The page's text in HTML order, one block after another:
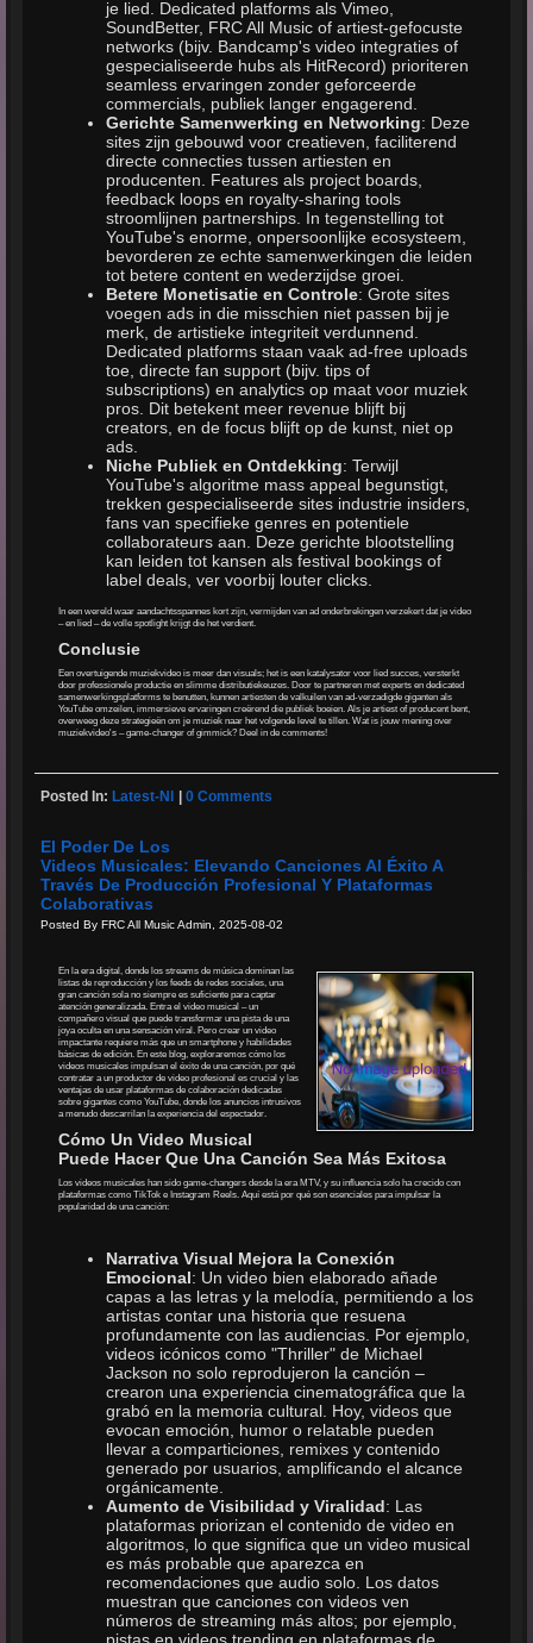
je lied. Dedicated platforms als Vimeo,
SoundBetter, FRC All Music of artiest-gefocuste
networks (bijv. Bandcamp's video integraties of
gespecialiseerde hubs als HitRecord) prioriteren
seamless ervaringen zonder geforceerde
commercials, publiek langer engagerend.
Gerichte Samenwerking en Networking: Deze
sites zijn gebouwd voor creatieven, faciliterend
directe connecties tussen artiesten en
producenten. Features als project boards,
feedback loops en royalty-sharing tools
stroomlijnen partnerships. In tegenstelling tot
YouTube's enorme, onpersoonlijke ecosysteem,
bevorderen ze echte samenwerkingen die leiden
tot betere content en wederzijdse groei.
Betere Monetisatie en Controle: Grote sites
voegen ads in die misschien niet passen bij je
merk, de artistieke integriteit verdunnend.
Dedicated platforms staan vaak ad-free uploads
toe, directe fan support (bijv. tips of
subscriptions) en analytics op maat voor muziek
pros. Dit betekent meer revenue blijft bij
creators, en de focus blijft op de kunst, niet op
ads.
Niche Publiek en Ontdekking: Terwijl
YouTube's algoritme mass appeal begunstigt,
trekken gespecialiseerde sites industrie insiders,
fans van specifieke genres en potentiele
collaborateurs aan. Deze gerichte blootstelling
kan leiden tot kansen als festival bookings of
label deals, ver voorbij louter clicks.
In een wereld waar aandachtsspannes kort zijn, vermijden van ad onderbrekingen verzekert dat je video
– en lied – de volle spotlight krijgt die het verdient.
Conclusie
Een overtuigende muziekvideo is meer dan visuals; het is een katalysator voor lied succes, versterkt
door professionele productie en slimme distributiekeuzes. Door te partneren met experts en dedicated
samenwerkingsplatforms te benutten, kunnen artiesten de valkuilen van ad-verzadigde giganten als
YouTube omzeilen, immersieve ervaringen creërend die publiek boeien. Als je artiest of producent bent,
overweeg deze strategieën om je muziek naar het volgende level te tillen. Wat is jouw mening over
muziekvideo's – game-changer of gimmick? Deel in de comments!
Posted In: Latest-Nl |0 Comments
El Poder De Los
Videos Musicales: Elevando Canciones Al Éxito A
Través De Producción Profesional Y Plataformas
Colaborativas
Posted By FRC All Music Admin, 2025-08-02
En la era digital, donde los streams de música dominan las
listas de reproducción y los feeds de redes sociales, una
gran canción sola no siempre es suficiente para captar
atención generalizada. Entra el video musical – un
compañero visual que puede transformar una pista de una
joya oculta en una sensación viral. Pero crear un video
impactante requiere más que un smartphone y habilidades
básicas de edición. En este blog, exploraremos cómo los
videos musicales impulsan el éxito de una canción, por qué
contratar a un productor de video profesional es crucial y las
ventajas de usar plataformas de colaboración dedicadas
sobre gigantes como YouTube, donde los anuncios intrusivos
a menudo descarrilan la experiencia del espectador.
Cómo Un Video Musical
Puede Hacer Que Una Canción Sea Más Exitosa
Los videos musicales han sido game-changers desde la era MTV, y su influencia solo ha crecido con
plataformas como TikTok e Instagram Reels. Aquí está por qué son esenciales para impulsar la
popularidad de una canción:
Narrativa Visual Mejora la Conexión
Emocional: Un video bien elaborado añade
capas a las letras y la melodía, permitiendo a los
artistas contar una historia que resuena
profundamente con las audiencias. Por ejemplo,
videos icónicos como "Thriller" de Michael
Jackson no solo reprodujeron la canción –
crearon una experiencia cinematográfica que la
grabó en la memoria cultural. Hoy, videos que
evocan emoción, humor o relatable pueden
llevar a comparticiones, remixes y contenido
generado por usuarios, amplificando el alcance
orgánicamente.
Aumento de Visibilidad y Viralidad: Las
plataformas priorizan el contenido de video en
algoritmos, lo que significa que un video musical
es más probable que aparezca en
recomendaciones que audio solo. Los datos
muestran que canciones con videos ven
números de streaming más altos; por ejemplo,